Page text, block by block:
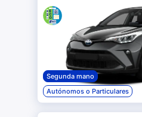
Segunda mano
Autónomos o Particulares